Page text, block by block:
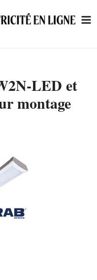
LED et
montage